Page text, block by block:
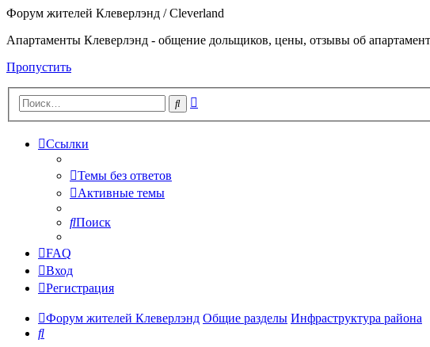
Форум жителей Клеверлэнд / Cleverland
Апартаменты Клеверлэнд - общение дольщиков, цены, отзывы об
Пропустить
Поиск
Ссылки
Темы без ответов
Активные темы
Поиск
FAQ
Вход
Регистрация
Форум жителей Клеверлэнд Общие разделы Инфраструктура района
Поиск